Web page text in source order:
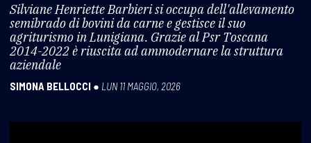
Silviane Henriette Barbieri si occupa dell'allevamento
semibrado di bovini da carne e gestisce il suo
agriturismo in Lunigiana. Grazie al Psr Toscana
2014-2022 è riuscita ad ammodernare la struttura
aziendale
SIMONA BELLOCCI ● LUN 11 MAGGIO, 2026